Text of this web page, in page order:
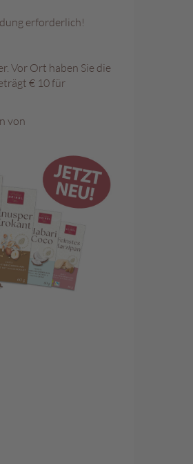
erforderlich!
Vor Ort haben Sie die
€ 10 für
von